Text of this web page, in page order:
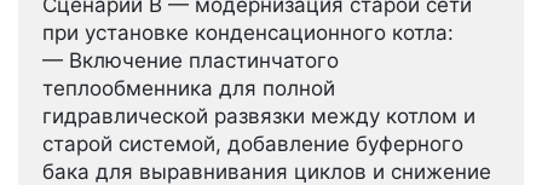
при установке конденсационного котла:
— Включение пластинчатого
теплообменника для полной
гидравлической развязки между котлом и
старой системой, добавление буферного
бака для выравнивания циклов и снижение